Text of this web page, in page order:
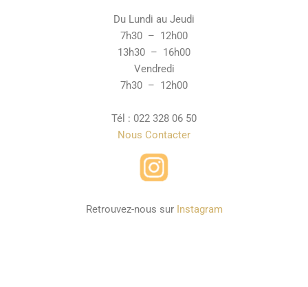
Du Lundi au Jeudi
7h30 – 12h00
13h30 – 16h00
Vendredi
7h30 – 12h00
Tél : 022 328 06 50
Nous Contacter
Retrouvez-nous sur Instagram